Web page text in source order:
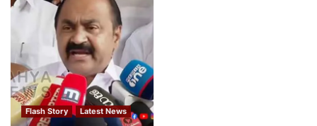
Flash Story Latest News